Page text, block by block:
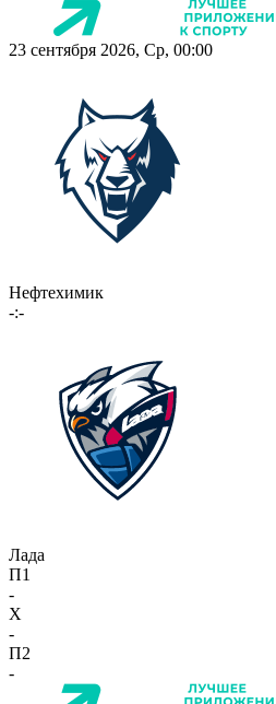
23 сентября 2026, Ср, 00:00
Нефтехимик
-:-
Лада
П1
-
X
-
П2
-